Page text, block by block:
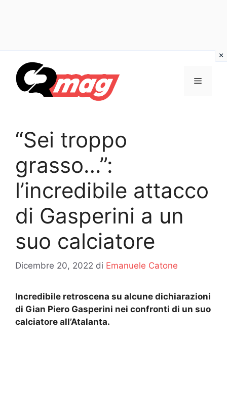
contenuto
Menu
“Sei troppo
grasso…”:
l’incredibile attacco
di Gasperini a un
suo calciatore
Dicembre 20, 2022 di Emanuele Catone
Incredibile retroscena su alcune dichiarazioni
di Gian Piero Gasperini nei confronti di un suo
calciatore all’Atalanta.